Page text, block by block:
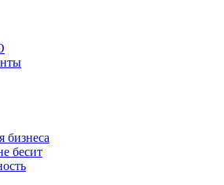
бизнеса
бесит